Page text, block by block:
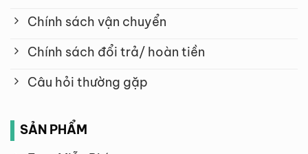
Chính sách vận chuyển
Chính sách đổi trả/ hoàn tiền
Câu hỏi thường gặp
SẢN PHẨM